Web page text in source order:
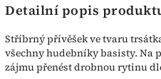
Detailní popis
Stříbrný přívěšek ve tvaru
všechny hudebníky basisty. Na
zájmu přenést drobnou rytinu